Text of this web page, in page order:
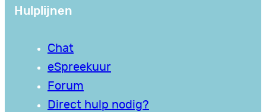
Hulplijnen
Chat
eSpreekuur
Forum
Direct hulp nodig?